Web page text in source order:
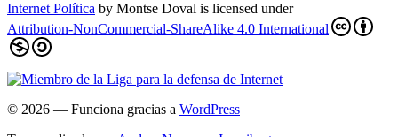
Internet Política by Montse Doval is licensed under
Attribution-NonCommercial-ShareAlike 4.0 International
© 2026 — Funciona gracias a WordPress